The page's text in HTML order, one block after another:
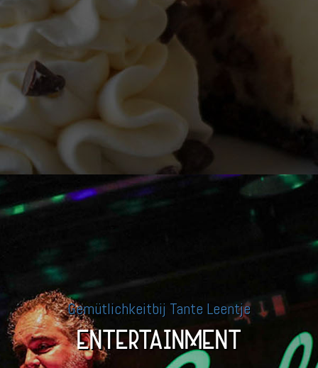
Gemütlichkeitbij Tante Leentje
ENTERTAINMENT